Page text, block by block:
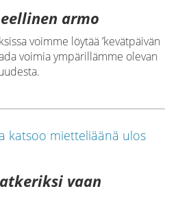
armo
voimme löytää ’kevätpäivän
voimia ympärillämme olevan
vaan